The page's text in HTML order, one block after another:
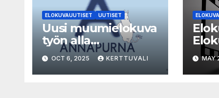
ELOKUVAUUTISET UUTISET
Uusi muumielokuva
työn alla
Yhdysvalloissa
OCT 6, 2025 KERTTUVALI MAY